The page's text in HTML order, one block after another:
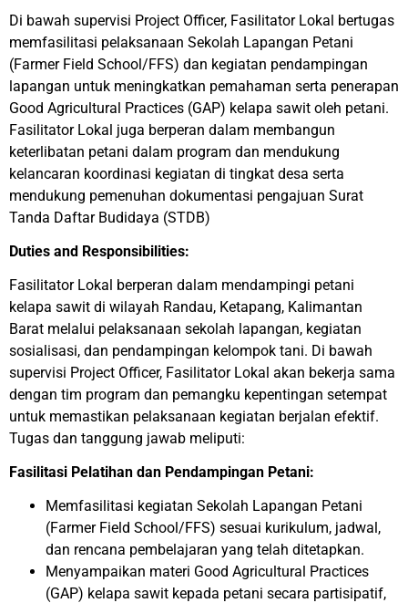
Di bawah supervisi Project Officer, Fasilitator Lokal bertugas
memfasilitasi pelaksanaan Sekolah Lapangan Petani
(Farmer Field School/FFS) dan kegiatan pendampingan
lapangan untuk meningkatkan pemahaman serta penerapan
Good Agricultural Practices (GAP) kelapa sawit oleh petani.
Fasilitator Lokal juga berperan dalam membangun
keterlibatan petani dalam program dan mendukung
kelancaran koordinasi kegiatan di tingkat desa serta
mendukung pemenuhan dokumentasi pengajuan Surat
Tanda Daftar Budidaya (STDB)
Duties and Responsibilities:
Fasilitator Lokal berperan dalam mendampingi petani
kelapa sawit di wilayah Randau, Ketapang, Kalimantan
Barat melalui pelaksanaan sekolah lapangan, kegiatan
sosialisasi, dan pendampingan kelompok tani. Di bawah
supervisi Project Officer, Fasilitator Lokal akan bekerja sama
dengan tim program dan pemangku kepentingan setempat
untuk memastikan pelaksanaan kegiatan berjalan efektif.
Tugas dan tanggung jawab meliputi:
Fasilitasi Pelatihan dan Pendampingan Petani:
Memfasilitasi kegiatan Sekolah Lapangan Petani
(Farmer Field School/FFS) sesuai kurikulum, jadwal,
dan rencana pembelajaran yang telah ditetapkan.
Menyampaikan materi Good Agricultural Practices
(GAP) kelapa sawit kepada petani secara partisipatif,